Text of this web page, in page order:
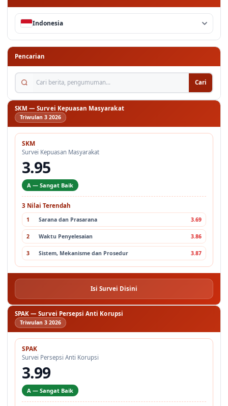
Indonesia
Pencarian
Cari berita, pengumuman...
Cari
SKM — Survei Kepuasan Masyarakat
Triwulan 3 2026
SKM
Survei Kepuasan Masyarakat
3.95
A — Sangat Baik
3 Nilai Terendah
1 Sarana dan Prasarana 3.69
2 Waktu Penyelesaian 3.86
3 Sistem, Mekanisme dan Prosedur 3.87
Isi Survei Disini
SPAK — Survei Persepsi Anti Korupsi
Triwulan 3 2026
SPAK
Survei Persepsi Anti Korupsi
3.99
A — Sangat Baik